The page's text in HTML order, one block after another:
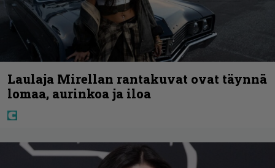
Laulaja Mirellan rantakuvat ovat täynnä
lomaa, aurinkoa ja iloa